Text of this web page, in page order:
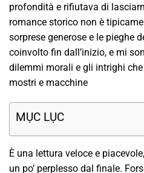
profondità e rifiutava di
romance storico non è
sorprese generose e le pieghe
coinvolto fin dall’inizio, e mi
dilemmi morali e gli intrighi
mostri e macchine
MỤC LỤC
È una lettura veloce e
un po’ perplesso dal finale.